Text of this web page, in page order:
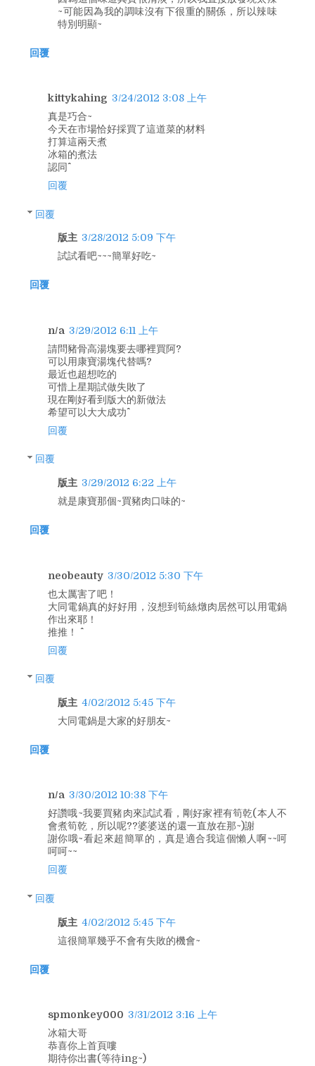
~可能因為我的調味沒有下很重的關係，所以辣味
特別明顯~
回覆
kittykahing 3/24/2012 3:08 上午
真是巧合~
今天在市場恰好採買了這道菜的材料
打算這兩天煮
冰箱的煮法
認同^^
回覆
回覆
版主 3/28/2012 5:09 下午
試試看吧~~~簡單好吃~
回覆
n/a 3/29/2012 6:11 上午
請問豬骨高湯塊要去哪裡買阿?
可以用康寶湯塊代替嗎?
最近也超想吃的
可惜上星期試做失敗了
現在剛好看到版大的新做法
希望可以大大成功^^
回覆
回覆
版主 3/29/2012 6:22 上午
就是康寶那個~買豬肉口味的~
回覆
neobeauty 3/30/2012 5:30 下午
也太厲害了吧！
大同電鍋真的好好用，沒想到筍絲燉肉居然可以用電鍋
作出來耶！
推推！ ^^
回覆
回覆
版主 4/02/2012 5:45 下午
大同電鍋是大家的好朋友~
回覆
n/a 3/30/2012 10:38 下午
好讚哦~我要買豬肉來試試看，剛好家裡有筍乾(本人不
會煮筍乾，所以呢??婆婆送的還一直放在那~)謝
謝你哦~看起來超簡單的，真是適合我這個懶人啊~~呵
呵呵~~
回覆
回覆
版主 4/02/2012 5:45 下午
這很簡單幾乎不會有失敗的機會~
回覆
spmonkey000 3/31/2012 3:16 上午
冰箱大哥
恭喜你上首頁嘍
期待你出書(等待ing~)